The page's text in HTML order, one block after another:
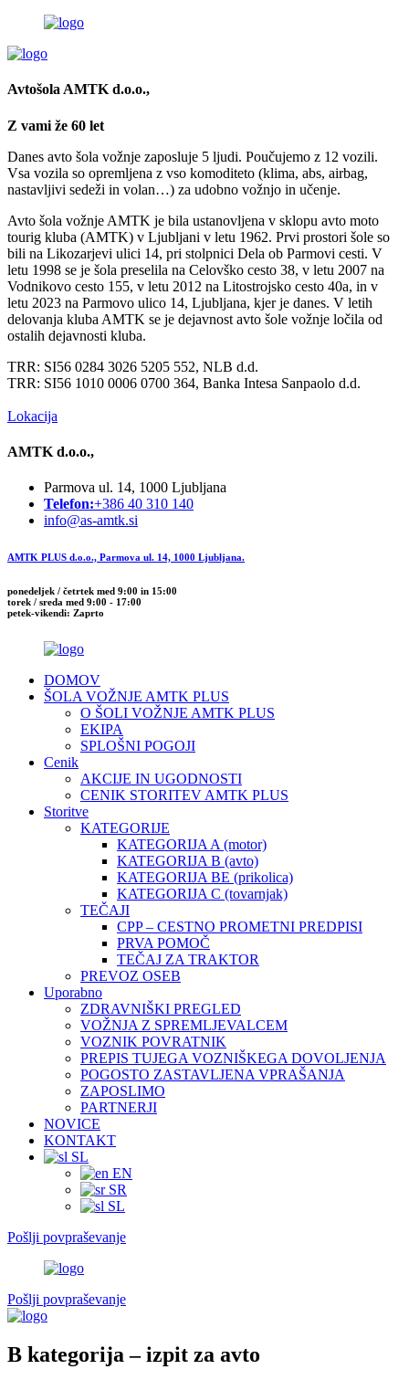
Avtošola AMTK d.o.o.,
Z vami že 60 let
Danes avto šola vožnje zaposluje 5 ljudi. Poučujemo z 12 vozili.
Vsa vozila so opremljena z vso komoditeto (klima, abs, airbag,
nastavljivi sedeži in volan…) za udobno vožnjo in učenje.
Avto šola vožnje AMTK je bila ustanovljena v sklopu avto moto
tourig kluba (AMTK) v Ljubljani v letu 1962. Prvi prostori šole so
bili na Likozarjevi ulici 14, pri stolpnici Dela ob Parmovi cesti. V
letu 1998 se je šola preselila na Celovško cesto 38, v letu 2007 na
Vodnikovo cesto 155, v letu 2012 na Litostrojsko cesto 40a, in v
letu 2023 na Parmovo ulico 14, Ljubljana, kjer je danes. V letih
delovanja kluba AMTK se je dejavnost avto šole vožnje ločila od
ostalih dejavnosti kluba.
TRR: SI56 0284 3026 5205 552, NLB d.d.
TRR: SI56 1010 0006 0700 364, Banka Intesa Sanpaolo d.d.
Lokacija
AMTK d.o.o.,
Parmova ul. 14, 1000 Ljubljana
Telefon:+386 40 310 140
info@as-amtk.si
AMTK PLUS d.o.o., Parmova ul. 14, 1000 Ljubljana.
ponedeljek / četrtek med 9:00 in 15:00
torek / sreda med 9:00 - 17:00
petek-vikendi: Zaprto
DOMOV
ŠOLA VOŽNJE AMTK PLUS
O ŠOLI VOŽNJE AMTK PLUS
EKIPA
SPLOŠNI POGOJI
Cenik
AKCIJE IN UGODNOSTI
CENIK STORITEV AMTK PLUS
Storitve
KATEGORIJE
KATEGORIJA A (motor)
KATEGORIJA B (avto)
KATEGORIJA BE (prikolica)
KATEGORIJA C (tovarnjak)
TEČAJI
CPP – CESTNO PROMETNI PREDPISI
PRVA POMOČ
TEČAJ ZA TRAKTOR
PREVOZ OSEB
Uporabno
ZDRAVNIŠKI PREGLED
VOŽNJA Z SPREMLJEVALCEM
VOZNIK POVRATNIK
PREPIS TUJEGA VOZNIŠKEGA DOVOLJENJA
POGOSTO ZASTAVLJENA VPRAŠANJA
ZAPOSLIMO
PARTNERJI
NOVICE
KONTAKT
SL
EN
SR
SL
Pošlji povpraševanje
Pošlji povpraševanje
B kategorija – izpit za avto